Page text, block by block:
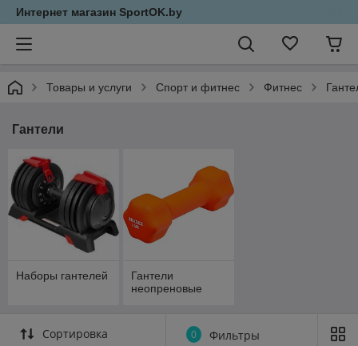
Интернет магазин SportOK.by
Товары и услуги Спорт и фитнес Фитнес
Гантели
Наборы гантелей
Гантели
неопреновые
Сортировка 0 Фильтры